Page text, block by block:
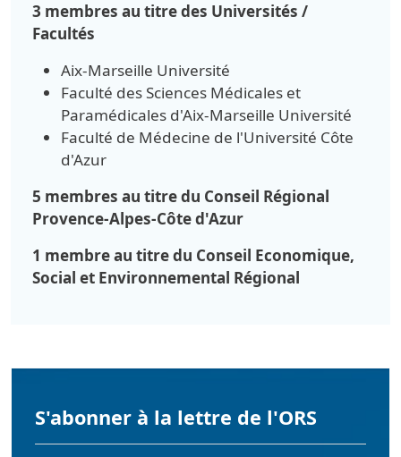
3 membres au titre des Universités /
Facultés
Aix-Marseille Université
Faculté des Sciences Médicales et
Paramédicales d'Aix-Marseille Université
Faculté de Médecine de l'Université Côte
d'Azur
5 membres au titre du Conseil Régional
Provence-Alpes-Côte d'Azur
1 membre au titre du Conseil Economique,
Social et Environnemental Régional
S'abonner à la lettre de l'ORS